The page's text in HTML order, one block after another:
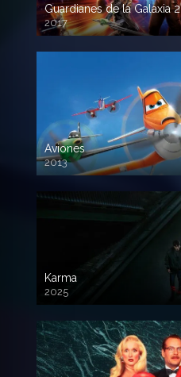
Guardianes de la Galaxia 2
2017
720p HD
Aviones
2013
720 HD
Karma
2025